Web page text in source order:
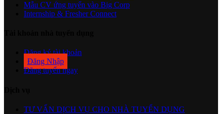
Mẫu CV ứng tuyển vào Big Corp
Internship & Fresher Connect
Đăng ký tài khoản
Đăng Nhập
Đăng tuyển ngay
TƯ VẤN DỊCH VỤ CHO NHÀ TUYỂN DỤNG